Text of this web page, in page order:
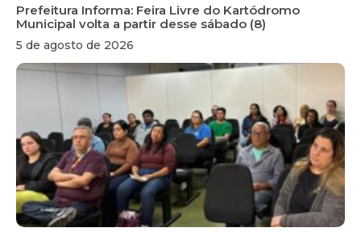
Prefeitura Informa: Feira Livre do Kartódromo
Municipal volta a partir desse sábado (8)
5 de agosto de 2026